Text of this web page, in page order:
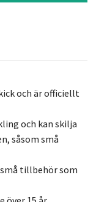
och är officiellt
och kan skilja
såsom små
tillbehör som